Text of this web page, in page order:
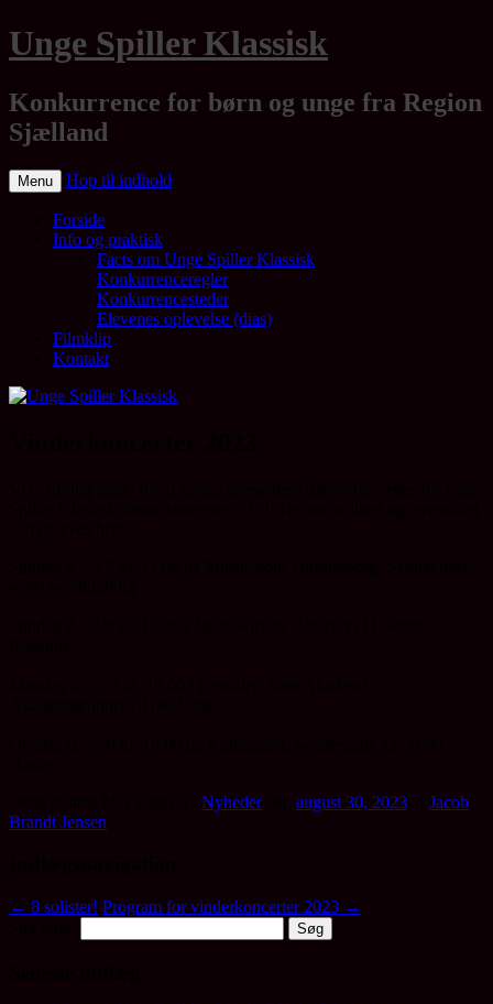
Unge Spiller Klassisk
Konkurrence for børn og unge fra Region
Sjælland
Menu Hop til indhold
Forside
Info og praktisk
Facts om Unge Spiller Klassisk
Konkurrenceregler
Konkurrencesteder
Elevenes oplevelse (dias)
Filmklip
Kontakt
Nyhederden august 30, 2023
Jacob
Brandt Jensen
← 8 solister! Program for vinderkoncerter 2023 →